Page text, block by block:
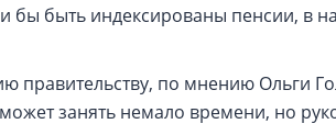
бы быть индексированы пенсии, в
правительству, по мнению Ольги
занять немало времени, но